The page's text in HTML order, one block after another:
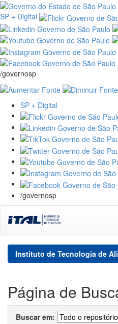
SP + Digital
/governosp
SP + Digital
/governosp
navigation
Instituto de Tecnologia de
Página de
Buscar em: